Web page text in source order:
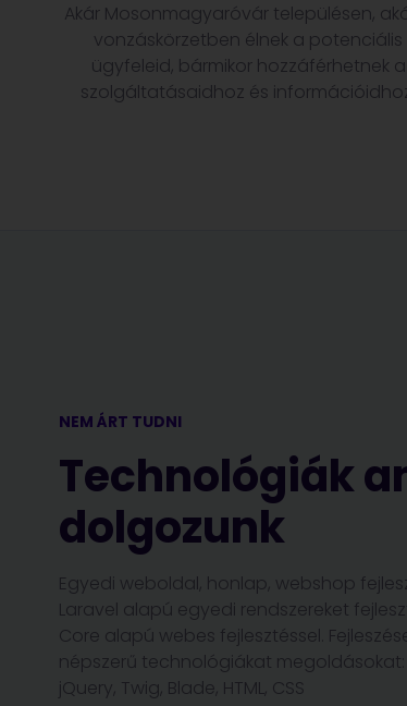
Akár Mosonmagyaróvár településen,
vonzáskörzetben élnek a potenciális
ügyfeleid, bármikor hozzáférhetnek a
szolgáltatásaidhoz és
NEM ÁRT TUDNI
Technológiák
dolgozunk
Egyedi weboldal, honlap, webshop
Laravel alapú egyedi rendszereket
Core alapú webes fejlesztéssel.
népszerű technológiákat megoldásokat:
jQuery, Twig, Blade, HTML, CSS